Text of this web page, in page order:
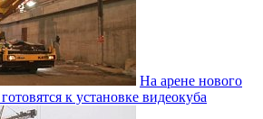
На арене нового
к установке видеокуба